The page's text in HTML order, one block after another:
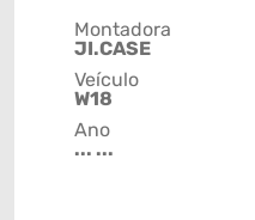
Montadora
JI.CASE
Veículo
W18
Ano
... ...